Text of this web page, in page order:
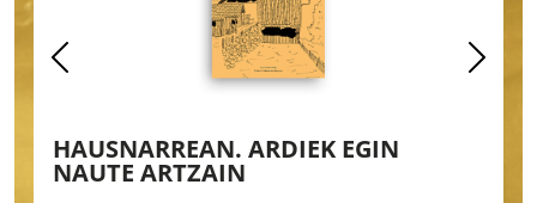
HAUSNARREAN. ARDIEK EGIN
NAUTE ARTZAIN